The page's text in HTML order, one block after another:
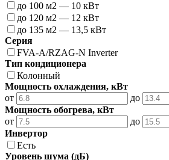
до 100 м2 — 10 кВт
до 120 м2 — 12 кВт
до 135 м2 — 13,5 кВт
Серия
FVA-A/RZAG-N Inverter
Тип кондиционера
Колонный
Мощность охлаждения, кВт
от
до
Мощность обогрева, кВт
от
до
Инвертор
Есть
Уровень шума (дБ)